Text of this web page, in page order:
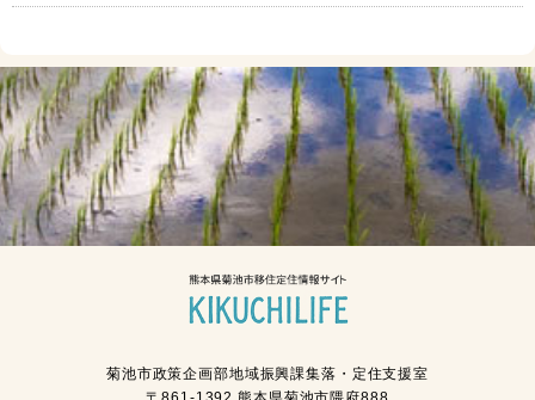
菊池市政策企画部地域振興課集落・定住支援室